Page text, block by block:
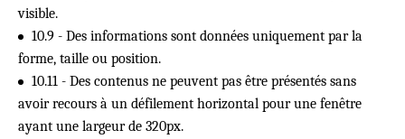
visible.
10.9 - Des informations sont données uniquement par la
forme, taille ou position.
10.11 - Des contenus ne peuvent pas être présentés sans
avoir recours à un défilement horizontal pour une fenêtre
ayant une largeur de 320px.